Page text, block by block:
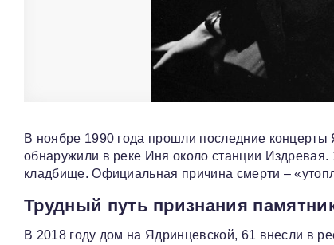
В ноябре 1990 года прошли последние концерты
обнаружили в реке Иня около станции
кладбище. Официальная причина смерти –
Трудный путь признания
В 2018 году дом на Ядринцевской, 61 внесли в